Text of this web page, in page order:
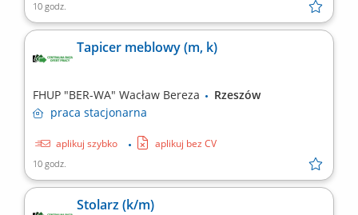
10 godz.
Tapicer meblowy (m, k)
FHUP "BER-WA" Wacław Bereza
Rzeszów
praca stacjonarna
aplikuj szybko aplikuj bez CV
10 godz.
Stolarz (k/m)